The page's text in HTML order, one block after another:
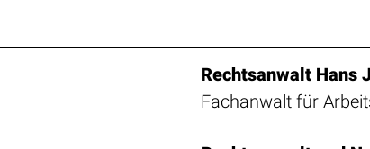
Fachanwalt für